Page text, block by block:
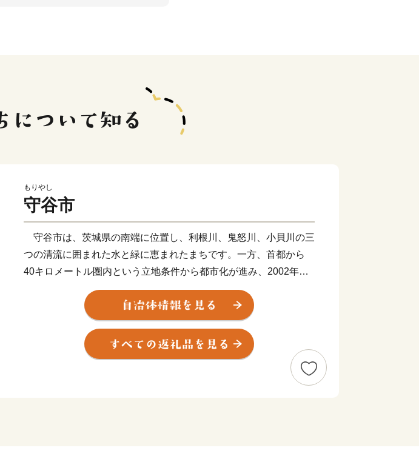
もりやし
守谷市
守谷市は、茨城県の南端に位置し、利根川、鬼怒川、小貝川の三
つの清流に囲まれた水と緑に恵まれたまちです。一方、首都から
40キロメートル圏内という立地条件から都市化が進み、2002年に
は単独で市制を施行しました。宅地開発とともに公園や街路、上下
水道など都市基盤の整備が進み、特に下水道の普及率は、ほぼ100
パーセントに達し、環境にやさしいまちづくりが進んでいます。
2005年には待望のつくばエクスプレスが開通、都心からわずか
32分で結ばれることになりました。そして2008年、経済専門誌に
よる「住みよさランキング」で、全国784都市中総合第1位となり